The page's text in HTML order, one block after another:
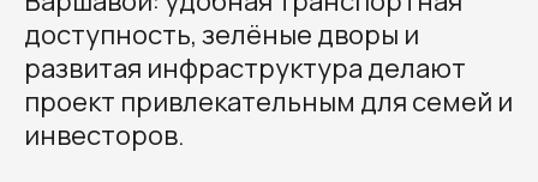
доступность, зелёные дворы и
развитая инфраструктура делают
проект привлекательным для семей и
инвесторов.